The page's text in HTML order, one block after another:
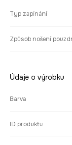
Typ zapínání
Způsob nošení
Údaje o výrobku
Barva
ID produktu